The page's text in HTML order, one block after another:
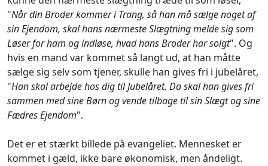
"Når din Broder kommer i Trang, så han må sælge noget af
sin Ejendom, skal hans nærmeste Slægtning melde sig som
Løser for ham og indløse, hvad hans Broder har solgt". Og
hvis en mand var kommet så langt ud, at han måtte
sælge sig selv som tjener, skulle han gives fri i jubelåret,
"Han skal arbejde hos dig til Jubelåret. Da skal han gives fri
sammen med sine Børn og vende tilbage til sin Slægt og sine
Fædres Ejendom".
Det er et stærkt billede på evangeliet. Mennesket er
kommet i gæld, ikke bare økonomisk, men åndeligt.